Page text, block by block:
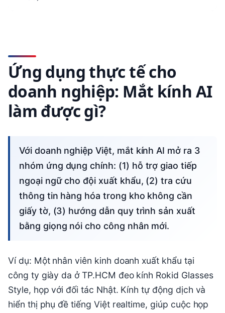
Ứng dụng thực tế cho
doanh nghiệp: Mắt kính AI
làm được gì?
Với doanh nghiệp Việt, mắt kính AI mở ra 3
nhóm ứng dụng chính: (1) hỗ trợ giao tiếp
ngoại ngữ cho đội xuất khẩu, (2) tra cứu
thông tin hàng hóa trong kho không cần
giấy tờ, (3) hướng dẫn quy trình sản xuất
bằng giọng nói cho công nhân mới.
Ví dụ: Một nhân viên kinh doanh xuất khẩu tại
công ty giày da ở TP.HCM đeo kính Rokid Glasses
Style, họp với đối tác Nhật. Kính tự động dịch và
hiển thị phụ đề tiếng Việt realtime, giúp cuộc họp